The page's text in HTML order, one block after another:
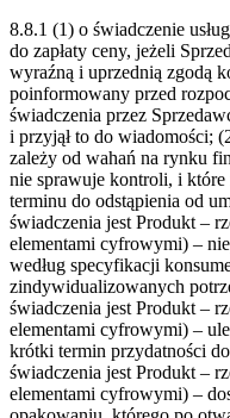
8.8.1 (1) o świadczenie
do zapłaty ceny, jeżeli
wyraźną i uprzednią zgodą
poinformowany przed
świadczenia przez
i przyjął to do wiadomości;
zależy od wahań na rynku
nie sprawuje kontroli, i które
terminu do odstąpienia od
świadczenia jest Produkt –
elementami cyfrowymi) –
według specyfikacji
zindywidualizowanych
świadczenia jest Produkt –
elementami cyfrowymi) –
krótki termin przydatności
świadczenia jest Produkt –
elementami cyfrowymi) –